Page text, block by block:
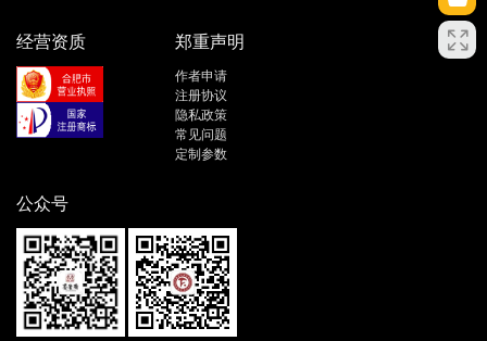
经营资质 郑重声明
作者申请
注册协议
隐私政策
常见问题
定制参数
公众号